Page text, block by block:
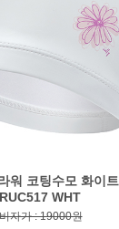
워 코팅수모 화이트
WHT
자가 : 19000원